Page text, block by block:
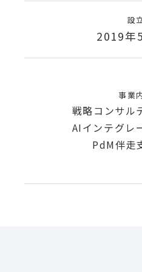
設
2019年
事業
戦略コンサル
AIインテグレ
PdM伴走